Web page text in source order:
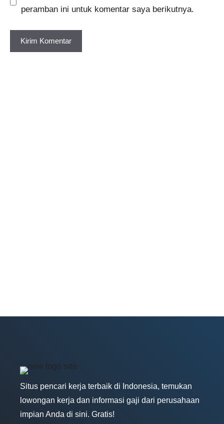
peramban ini untuk komentar saya berikutnya.
Situs pencari kerja terbaik di Indonesia, temukan
lowongan kerja dan informasi gaji dari perusahaan
impian Anda di sini. Gratis!